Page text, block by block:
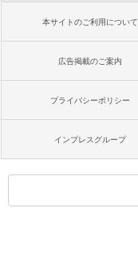
本サイトのご利用について
広告掲載のご案内
プライバシーポリシー
インプレスグループ